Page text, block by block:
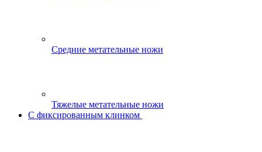
Средние метательные ножи
Тяжелые метательные ножи
С фиксированным клинком